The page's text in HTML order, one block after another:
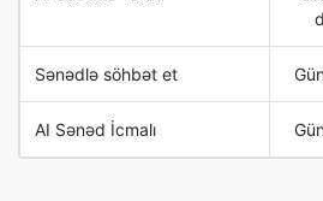
Sənədlə söhbət et
AI Sənəd İcmalı